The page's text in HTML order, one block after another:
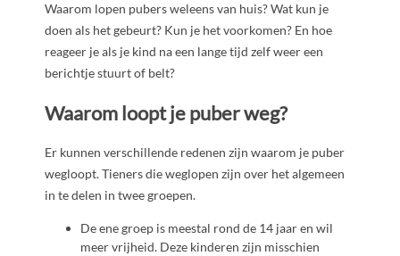
Waarom lopen pubers weleens van huis? Wat kun je
doen als het gebeurt? Kun je het voorkomen? En hoe
reageer je als je kind na een lange tijd zelf weer een
berichtje stuurt of belt?
Waarom loopt je puber weg?
Er kunnen verschillende redenen zijn waarom je puber
wegloopt. Tieners die weglopen zijn over het algemeen
in te delen in twee groepen.
De ene groep is meestal rond de 14 jaar en wil
meer vrijheid. Deze kinderen zijn misschien